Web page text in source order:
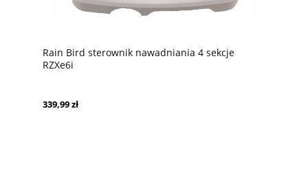
Rain Bird sterownik nawadniania 4 sekcje
RZXe6i
339,99 zł